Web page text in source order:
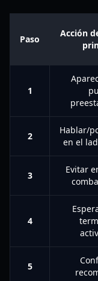
Paso
Acción
1
2
Hablar/
en el
3
Evitar
4
5